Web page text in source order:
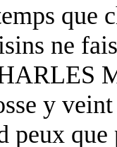
que
ne
y
que